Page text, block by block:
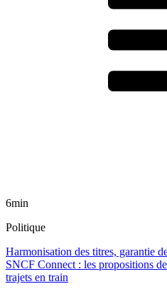
6min
Politique
Harmonisation des titres, garantie
SNCF Connect : les propositions
trajets en train